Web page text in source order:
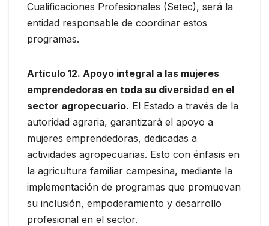
Cualificaciones Profesionales (Setec), será la
entidad responsable de coordinar estos
programas.
Artículo 12. Apoyo integral a las mujeres
emprendedoras en toda su diversidad en el
sector agropecuario. El Estado a través de la
autoridad agraria, garantizará el apoyo a
mujeres emprendedoras, dedicadas a
actividades agropecuarias. Esto con énfasis en
la agricultura familiar campesina, mediante la
implementación de programas que promuevan
su inclusión, empoderamiento y desarrollo
profesional en el sector.